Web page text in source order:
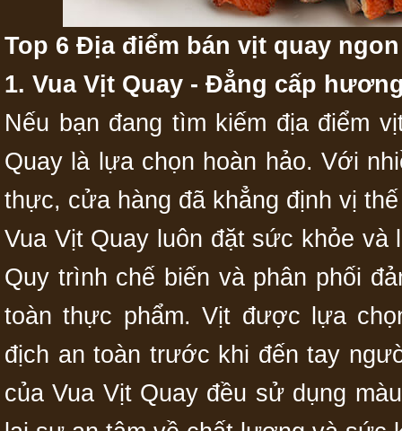
Top 6 Địa điểm bán vịt quay
1. Vua Vịt Quay - Đẳng cấp
Nếu bạn đang tìm kiếm địa điểm
Quay là lựa chọn hoàn hảo. Với
thực, cửa hàng đã khẳng định vị
Vua Vịt Quay luôn đặt sức khỏe
Quy trình chế biến và phân phối
toàn thực phẩm. Vịt được lựa
địch an toàn trước khi đến tay
của Vua Vịt Quay đều sử dụng